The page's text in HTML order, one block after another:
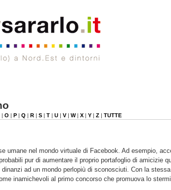
| O | P| Q | R| S| T| U| V| W| X| Y| Z| TUTTE
umane nel mondo virtuale di Facebook. Ad esempio,
pur di aumentare il proprio portafoglio di amicizie
ad un mondo perlopiù di sconosciuti. Con la stessa
inamichevoli al primo concorso che promuova lo